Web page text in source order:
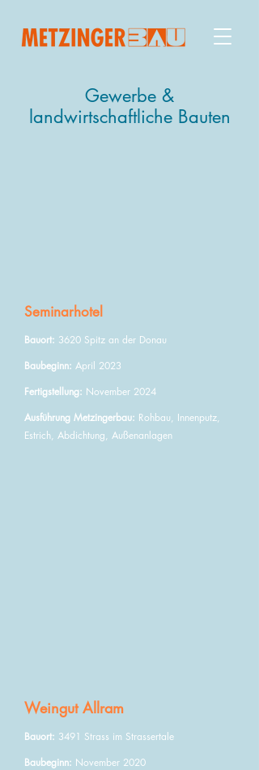
Gewerbe &
landwirtschaftliche Bauten
Seminarhotel
Bauort: 3620 Spitz an der Donau
Baubeginn: April 2023
Fertigstellung: November 2024
Ausführung Metzingerbau: Rohbau, Innenputz,
Estrich, Abdichtung, Außenanlagen
Weingut Allram
Bauort: 3491 Strass im Strassertale
Baubeginn: November 2020